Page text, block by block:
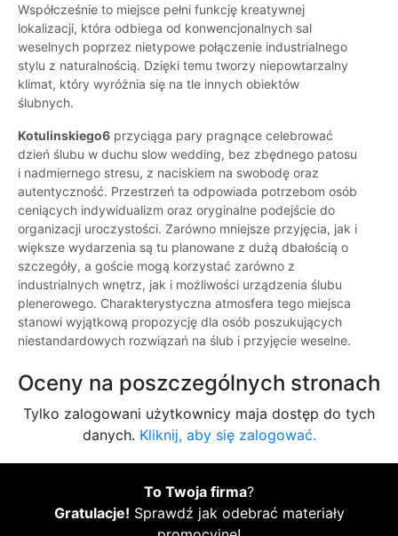
Współcześnie to miejsce pełni funkcję kreatywnej
lokalizacji, która odbiega od konwencjonalnych sal
weselnych poprzez nietypowe połączenie industrialnego
stylu z naturalnością. Dzięki temu tworzy niepowtarzalny
klimat, który wyróżnia się na tle innych obiektów
ślubnych.
Kotulinskiego6 przyciąga pary pragnące celebrować
dzień ślubu w duchu slow wedding, bez zbędnego patosu
i nadmiernego stresu, z naciskiem na swobodę oraz
autentyczność. Przestrzeń ta odpowiada potrzebom osób
ceniących indywidualizm oraz oryginalne podejście do
organizacji uroczystości. Zarówno mniejsze przyjęcia, jak i
większe wydarzenia są tu planowane z dużą dbałością o
szczegóły, a goście mogą korzystać zarówno z
industrialnych wnętrz, jak i możliwości urządzenia ślubu
plenerowego. Charakterystyczna atmosfera tego miejsca
stanowi wyjątkową propozycję dla osób poszukujących
niestandardowych rozwiązań na ślub i przyjęcie weselne.
Oceny na poszczególnych stronach
Tylko zalogowani użytkownicy maja dostęp do tych
danych. Kliknij, aby się zalogować.
To Twoja firma?
Gratulacje! Sprawdź jak odebrać materiały